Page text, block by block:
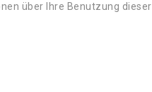
über Ihre Benutzung